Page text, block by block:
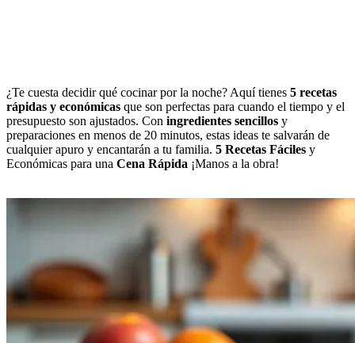
¿Te cuesta decidir qué cocinar por la noche? Aquí tienes 5 recetas
rápidas y económicas que son perfectas para cuando el tiempo y el
presupuesto son ajustados. Con ingredientes sencillos y
preparaciones en menos de 20 minutos, estas ideas te salvarán de
cualquier apuro y encantarán a tu familia. 5 Recetas Fáciles y
Económicas para una Cena Rápida ¡Manos a la obra!